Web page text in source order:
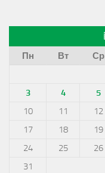
Пн
Вт Ср
3
4 5
10
11 12
17
18 19
24
25 26
31